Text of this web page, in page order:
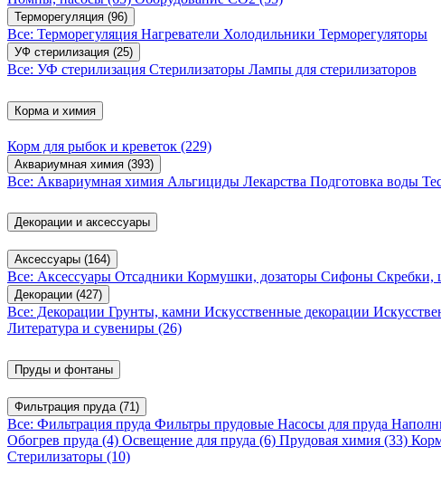
Терморегуляция (96)
Все: Терморегуляция Нагреватели Холодильники Терморегуляторы
УФ стерилизация (25)
Все: УФ стерилизация Стерилизаторы Лампы для стерилизаторов
Корма и химия
Корм для рыбок и креветок (229)
Аквариумная химия (393)
Все: Аквариумная химия Альгициды Лекарства Подготовка воды
Декорации и аксессуары
Аксессуары (164)
Все: Аксессуары Отсадники Кормушки, дозаторы Сифоны Скребки,
Декорации (427)
Все: Декорации Грунты, камни Искусственные декорации
Литература и сувениры (26)
Пруды и фонтаны
Фильтрация пруда (71)
Все: Фильтрация пруда Фильтры прудовые Насосы для пруда
Обогрев пруда (4) Освещение для пруда (6) Прудовая химия (33)
Стерилизаторы (10)